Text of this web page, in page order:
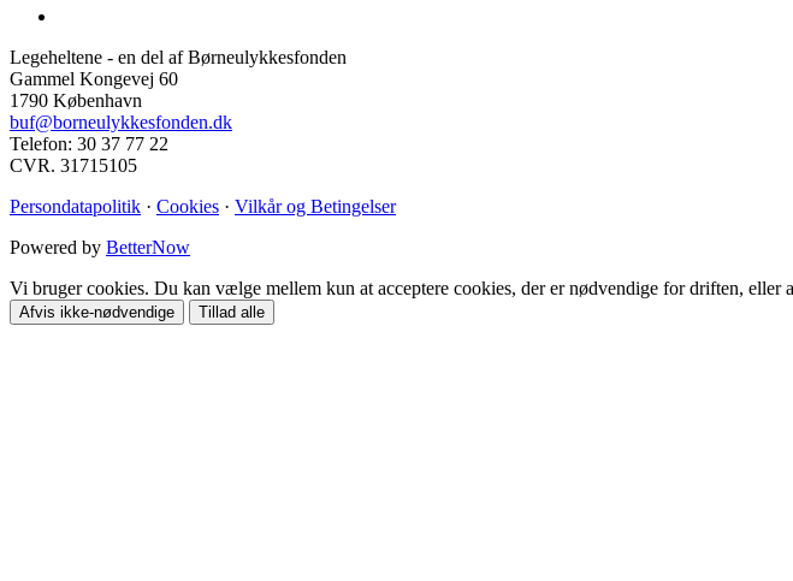
Legeheltene - en del af Børneulykkesfonden
Gammel Kongevej 60
1790 København
buf@borneulykkesfonden.dk
Telefon: 30 37 77 22
CVR. 31715105
Persondatapolitik · Cookies · Vilkår og Betingelser
Powered by BetterNow
Vi bruger cookies. Du kan vælge mellem kun at acceptere cookies, der er nødvendige for driften, eller
Afvis ikke-nødvendige Tillad alle